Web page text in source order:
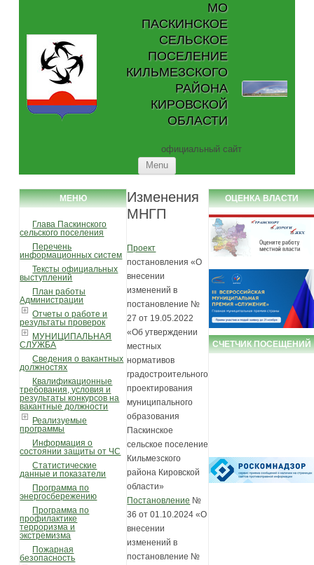
МО
ПАСКИНСКОЕ
СЕЛЬСКОЕ
ПОСЕЛЕНИЕ
КИЛЬМЕЗСКОГО
РАЙОНА
КИРОВСКОЙ
ОБЛАСТИ
официальный сайт
Menu
МЕНЮ
Глава Паскинского
сельского поселения
Перечень
информационных систем
Тексты официальных
выступлений
План работы
Администрации
Отчеты о работе и
результаты проверок
МУНИЦИПАЛЬНАЯ
СЛУЖБА
Сведения о вакантных
должностях
Квалификационные
требования, условия и
результаты конкурсов на
вакантные должности
Реализуемые
программы
Информация о
состоянии защиты от ЧС
Статистические
данные и показатели
Программа по
энергосбережению
Программа по
профилактике
терроризма и
экстремизма
Пожарная
безопасность
Изменения
МНГП
Проект
постановления «О
внесении
изменений в
постановление №
27 от 19.05.2022
«Об утверждении
местных
нормативов
градостроительного
проектирования
муниципального
образования
Паскинское
сельское поселение
Кильмезского
района Кировской
области»
Постановление №
36 от 01.10.2024 «О
внесении
изменений в
постановление №
ОЦЕНКА ВЛАСТИ
СЧЕТЧИК ПОСЕЩЕНИЙ